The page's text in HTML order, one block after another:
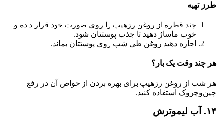
طرز تهیه
چند قطره از روغن رزهیپ را روی صورت خود قرار داده و
خوب ماساژ دهید تا جذب پوستتان شود‌.
اجازه دهید روغن طی شب روی پوستتان بماند.
هر چند وقت یک بار؟
هر شب از روغن رزهیپ برای بهره بردن از خواص آن در رفع
چین‌وچروک استفاده کنید.
۱۴. آب لیموترش